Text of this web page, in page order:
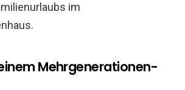
im
Mehrgenerationen-